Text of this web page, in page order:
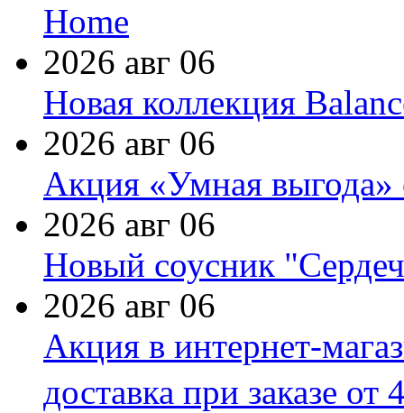
Home
2026 авг 06
Новая коллекция
2026 авг 06
Акция «Умная выгода»
2026 авг 06
Новый соусник
2026 авг 06
Акция в интернет-
доставка при заказе от